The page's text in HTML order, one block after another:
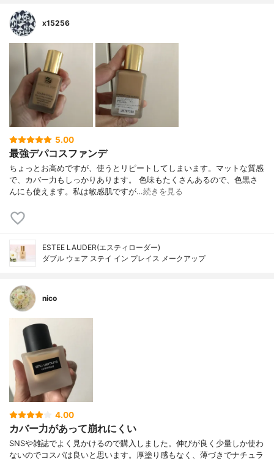
x15256
5.00
最強デパコスファンデ
ちょっとお高めですが、使うとリピートしてしまいます。マットな質感
で、カバー力もしっかりあります。 色味もたくさんあるので、色黒さ
んにも使えます。私は敏感肌ですが…続きを見る
ESTEE LAUDER(エスティローダー)
ダブル ウェア ステイ イン プレイス メークアップ
nico
4.00
カバー力があって崩れにくい
SNSや雑誌でよく見かけるので購入しました。伸びが良く少量しか使わ
ないのでコスパは良いと思います。厚塗り感もなく、薄づきでナチュラ